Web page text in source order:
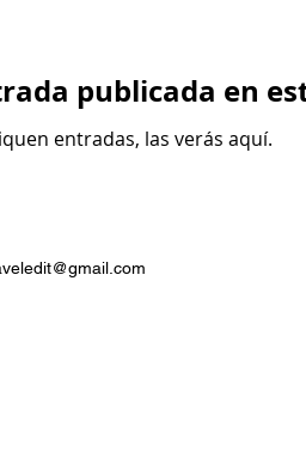
publicada en
entradas, las verás aquí.